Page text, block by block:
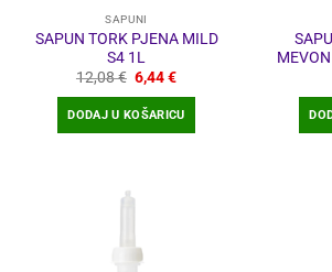
SAPUNI
SAPUN TORK PJENA MILD
S4 1L
12,08€ Izvorna
cijena
bila
je:
12,08 €.
6,44€Trenutna
6,44 €.
DODAJ U KOŠARICU